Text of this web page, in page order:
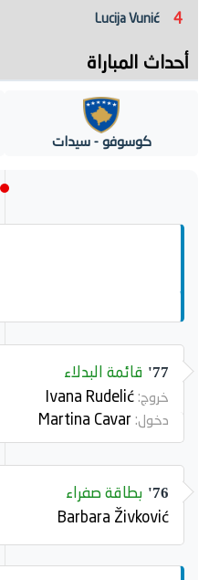
4
Lucija Vunić
أحداث المباراة
كوسوفو - سيدات
77' قائمة البدلاء
خروج:
دخول:
76'
بطاقة صفراء
Barbara Živković